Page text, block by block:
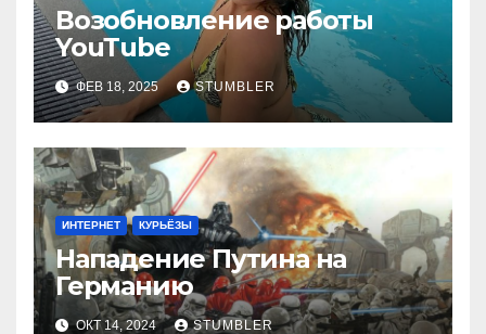
Возобновление работы
YouТube
ФЕВ 18, 2025 STUMBLER
ИНТЕРНЕТ КУРЬЁЗЫ
Нападение Путина на
Германию
ОКТ 14, 2024 STUMBLER